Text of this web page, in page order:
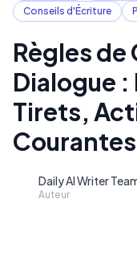
Conseils d'Écriture
Règles de
Dialogue
Tirets,
Courantes
Daily AI Writer
Auteur